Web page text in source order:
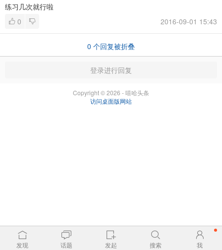
练习几次就行啦
0
2016-09-01 15:43
0 个回复被折叠
登录进行回复
Copyright © 2026 - 嘻哈头条
访问桌面版网站
发现 话题 发起 搜索 我